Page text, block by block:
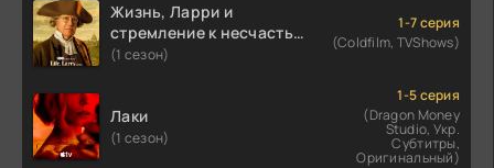
Жизнь, Ларри и
стремление к несчастью:
Почти история Америки
(1 сезон)
1-7 серия
(Coldfilm, TVShows)
Лаки
(1 сезон)
1-5 серия
(Dragon Money
Studio, Укр.
Субтитры,
Оригинальный)